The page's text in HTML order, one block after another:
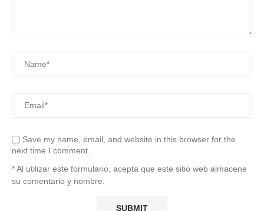
Save my name, email, and website in this browser for the
next time I comment.
* Al utilizar este formulario, acepta que este sitio web almacene
su comentario y nombre.